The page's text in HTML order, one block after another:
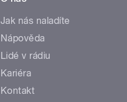
Jak nás naladíte
Nápověda
Lidé v rádiu
Kariéra
Kontakt